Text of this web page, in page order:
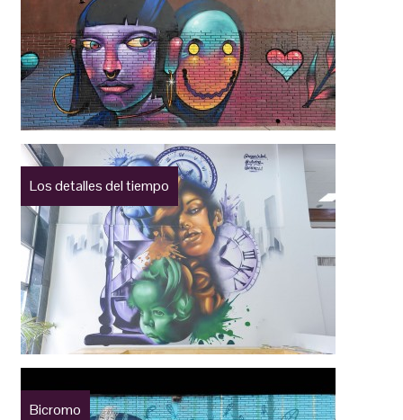
Los detalles del tiempo
Bicromo